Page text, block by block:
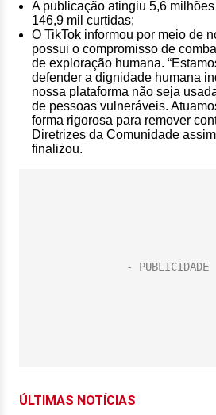
A publicação atingiu 5,6
146,9 mil curtidas;
O TikTok informou por meio de
possui o compromisso de
de exploração humana.
defender a dignidade humana
nossa plataforma não seja
de pessoas vulneráveis.
forma rigorosa para remover
Diretrizes da Comunidade
finalizou.